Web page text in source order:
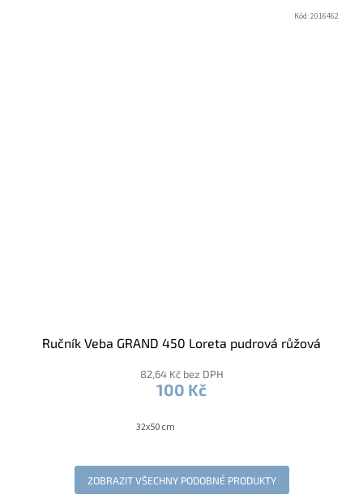
Ručník Veba GRAND 450 Loreta pudrová růžová
82,64 Kč bez DPH
100 Kč
32x50 cm
Kód:2016462
ZOBRAZIT VŠECHNY PODOBNÉ PRODUKTY